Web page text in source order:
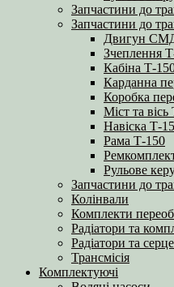
Запчастини до
Запчастини до
Двигун
Зчеплення
Кабіна Т-
Карданна
Коробка
Міст та
Навіска Т-
Рама Т-150
Рульове
Запчастини до
Колінвали
Комплекти
Радіатори та
Радіатори та
Трансмісія
Комплектуючі